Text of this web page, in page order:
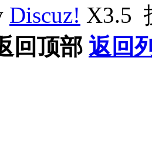
Discuz! X3.5
回顶部 返回